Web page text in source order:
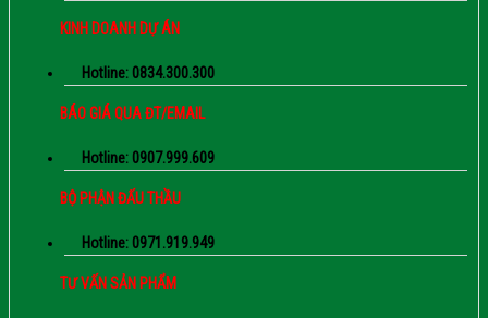
KINH DOANH DỰ ÁN
Hotline: 0834.300.300
BÁO GIÁ QUA ĐT/EMAIL
Hotline: 0907.999.609
BỘ PHẬN ĐẤU THẦU
Hotline: 0971.919.949
TƯ VẤN SẢN PHẨM